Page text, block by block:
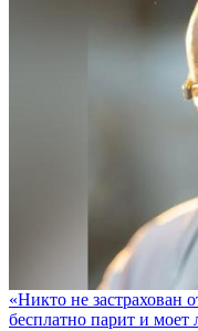
«Никто не заcтрахован
бесплатно парит и